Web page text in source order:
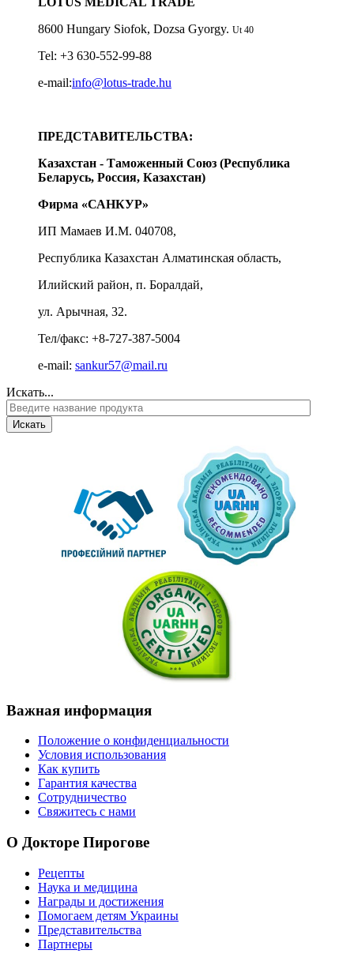
8600 Hungary Siofok, Dozsa Gyorgy. Ut 40
Tel: +3 630-552-99-88
e-mail:info@lotus-trade.hu
ПРЕДСТАВИТЕЛЬСТВА:
Казахстан - Таможенный Союз (Республика
Беларусь, Россия, Казахстан)
Фирма «САНКУР»
ИП Мамаев И.М. 040708,
Республика Казахстан Алматинская область,
Илийский район, п. Боралдай,
ул. Арычная, 32.
Тел/факс: +8-727-387-5004
е-mail: sankur57@mail.ru
Искать...
Искать
Важная информация
Положение о конфиденциальности
Условия использования
Как купить
Гарантия качества
Сотрудничество
Свяжитесь с нами
О Докторе Пирогове
Рецепты
Наука и медицина
Награды и достижения
Помогаем детям Украины
Представительства
Партнеры